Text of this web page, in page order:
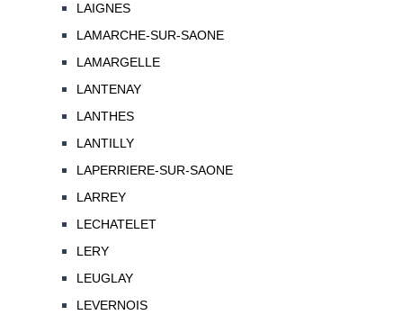
LAIGNES
LAMARCHE-SUR-SAONE
LAMARGELLE
LANTENAY
LANTHES
LANTILLY
LAPERRIERE-SUR-SAONE
LARREY
LECHATELET
LERY
LEUGLAY
LEVERNOIS